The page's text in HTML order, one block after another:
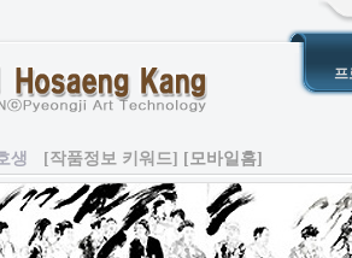
프
생 [작품정보 키워드] [모바일홈]